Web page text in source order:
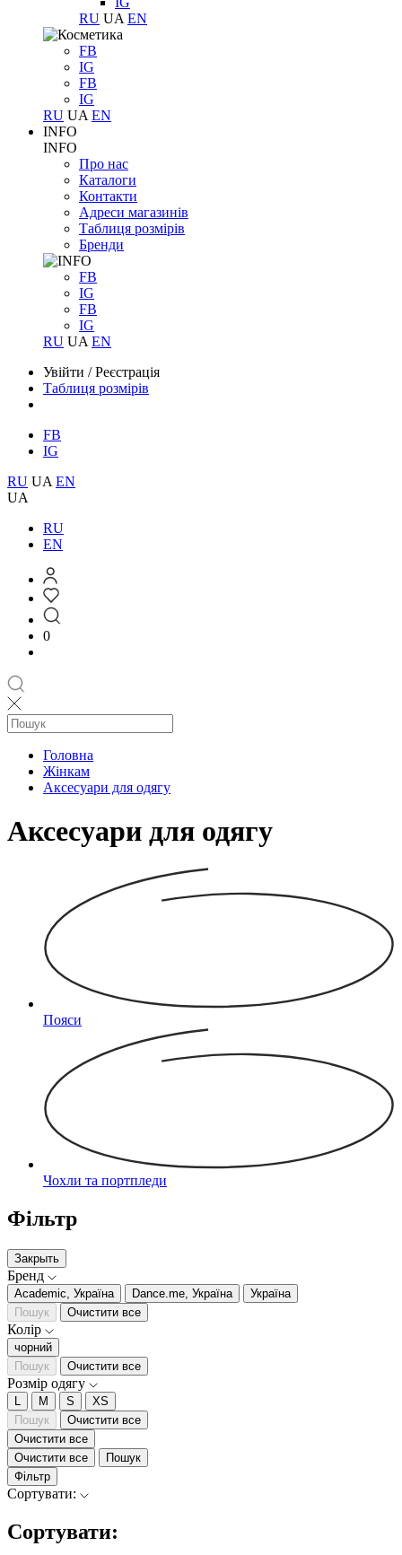
RU UA EN
FB
IG
FB
IG
RU UA EN
INFO
INFO
Про нас
Каталоги
Контакти
Адреси магазинів
Таблиця розмірів
Бренди
FB
IG
FB
IG
RU UA EN
Увійти /Реєстрація
Таблиця розмірів
FB
IG
RU UA EN
UA
RU
EN
0
Головна
Жінкам
Аксесуари для одягу
Aксесуари для одягу
Пояси
Чохли та портпледи
Фільтр
Закрыть
Бренд
Academic, Україна Dance.me, Україна
Україна
Пошук
Очистити все
Колір
чорний
Пошук
Очистити все
Розмір одягу
L M S
XS
Пошук
Очистити все
Очистити все
Очистити все
Пошук
Фільтр
Сортувати:
Сортувати: